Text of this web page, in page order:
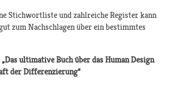
Stichwortliste und zahlreiche Register kann
zum Nachschlagen über ein bestimmtes
ultimative Buch über das Human Design
der Differenzierung“